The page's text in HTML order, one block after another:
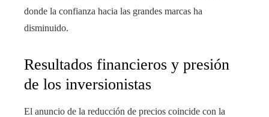
donde la confianza hacia las grandes marcas ha
disminuido.
Resultados financieros y presión
de los inversionistas
El anuncio de la reducción de precios coincide con la